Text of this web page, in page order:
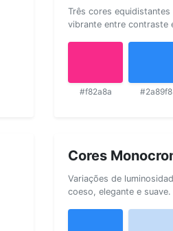
Três cores
vibrante entre contraste
#f82a8a #2a89f8
Cores
Variações de
coeso, elegante e suave.